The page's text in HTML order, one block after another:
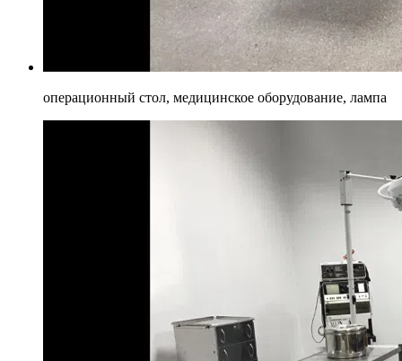
операционный стол, медицинское оборудование, лампа